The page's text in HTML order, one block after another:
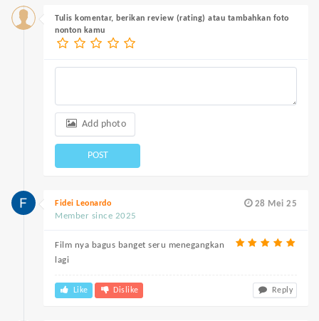
Tulis komentar, berikan review (rating) atau tambahkan foto
nonton kamu
Add photo
POST
28 Mei 25
Fidei Leonardo
Member since 2025
Film nya bagus banget seru menegangkan
lagi
Like Dislike Reply